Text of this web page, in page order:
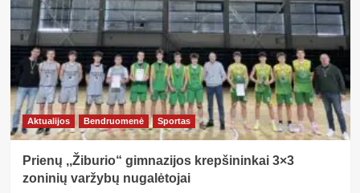
papildo
psichoterapiją:
kelias
į
emocinę
laisvę
per
fizinius
pojūčius
Aktualijos Bendruomenė Sportas
Prienų ,,Žiburio“ gimnazijos krepšininkai 3×3
zoninių varžybų nugalėtojai